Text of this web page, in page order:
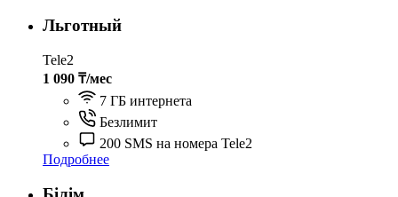
Льготный
Tele2
1 090 ₸/мес
7 ГБ интернета
Безлимит
200 SMS на номера Tele2
Подробнее